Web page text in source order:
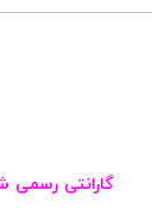
گارانتی رسمی